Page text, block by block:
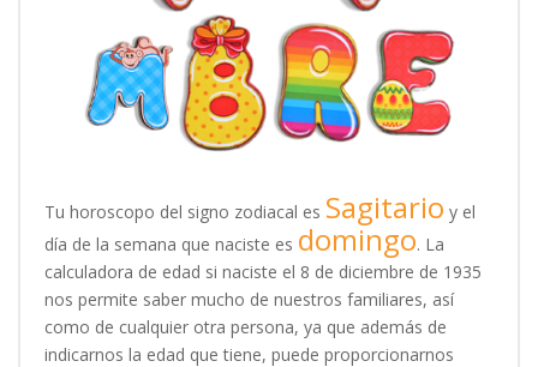
Tu horoscopo del signo zodiacal es Sagitario y el
día de la semana que naciste es domingo. La
calculadora de edad si naciste el 8 de diciembre de 1935
nos permite saber mucho de nuestros familiares, así
como de cualquier otra persona, ya que además de
indicarnos la edad que tiene, puede proporcionarnos